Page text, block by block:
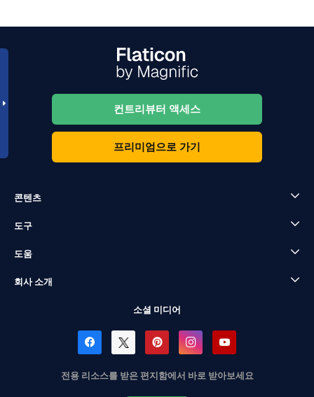
컨트리뷰터 액세스
프리미엄으로 가기
콘텐츠
도구
도움
회사 소개
소셜 미디어
전용 리소스를 받은 편지함에서 바로 받아보세요